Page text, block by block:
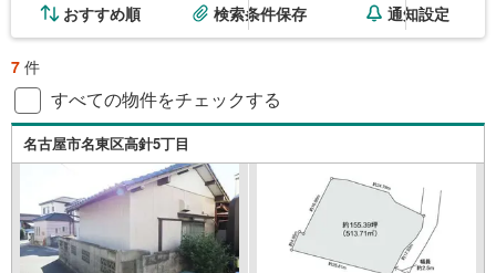
おすすめ順 検索条件保存 通知設定
7 件
すべての物件をチェックする
名古屋市名東区高針5丁目